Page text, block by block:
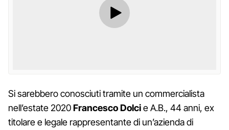
Si sarebbero conosciuti tramite un commercialista
nell’estate 2020Francesco Dolcie A.B., 44 anni, ex
titolare e legale rappresentante di un’azienda di